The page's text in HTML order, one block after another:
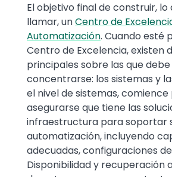
El objetivo final de construir, lo
llamar, unCentro de
Automatización. Cuando esté
Centro de Excelencia, existen
principales sobre las que debe
concentrarse: los sistemas y
el nivel de sistemas, comience
asegurarse que tiene las
infraestructura para soportar
automatización, incluyendo
adecuadas, configuraciones
Disponibilidad y recuperación